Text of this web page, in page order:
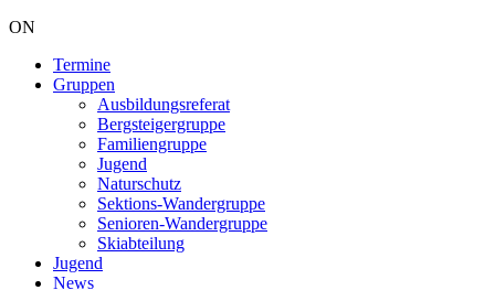
ON
Hauptnavigation
Termine
Gruppen
Ausbildungsreferat
Bergsteigergruppe
Familiengruppe
Jugend
Naturschutz
Sektions-Wandergruppe
Senioren-Wandergruppe
Skiabteilung
Jugend
News